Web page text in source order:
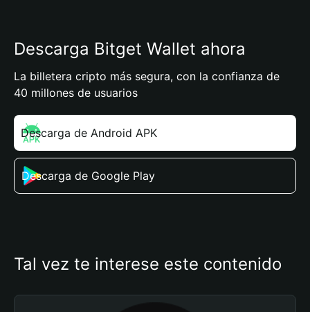
Descarga Bitget Wallet ahora
La billetera cripto más segura, con la confianza de
40 millones de usuarios
Descarga de Android APK
Descarga de Google Play
Tal vez te interese este contenido